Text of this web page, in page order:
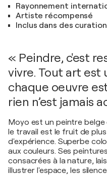
Rayonnement
Artiste récompensé
Inclus dans des
« Peindre, c'est
vivre. Tout art est
chaque oeuvre
rien n’est jamais
Moyo est un peintre
le travail est le fruit de
d'expérience. Superbe
aux couleurs. Ses
consacrées à la nature,
illustrer l'espace, les